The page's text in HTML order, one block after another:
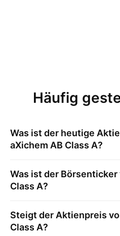
Häufig
Was ist der heutige
aXichem AB Class A?
Was ist der Börsenticker
Class A?
Steigt der Aktienpreis
Class A?